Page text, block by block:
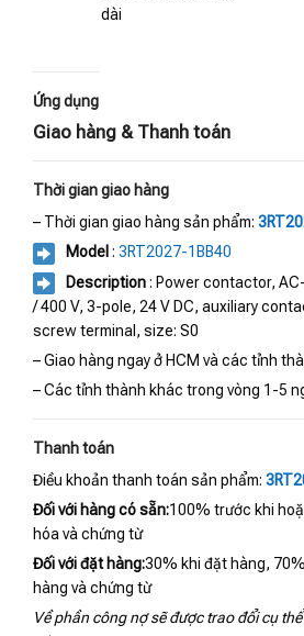
dài
Ứng dụng
Giao hàng & Thanh toán
Thời gian giao hàng
– Thời gian giao hàng sản phẩm:
Model : 3RT2027-1BB40
Description: Power contactor,
/ 400 V, 3-pole, 24 V DC, auxiliary
screw terminal, size: S0
– Giao hàng ngay ở HCM và các tỉnh
– Các tỉnh thành khác trong vòng 1-5
Thanh toán
Điều khoản thanh toán sản phẩm:
Đối với hàng có sẵn:100% trước khi
hóa và chứng từ
Đối với đặt hàng:30% khi đặt hàng,
hàng và chứng từ
Về phần công nợ sẽ được trao đổi cụ